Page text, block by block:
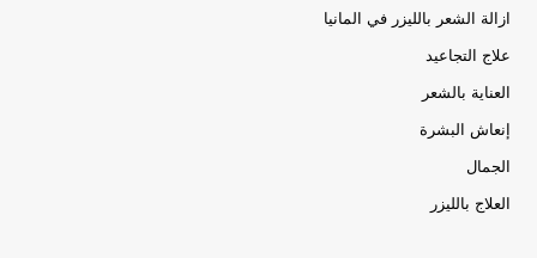
ازالة الشعر بالليزر في المانيا
علاج التجاعيد
العناية بالشعر
إنعاش البشرة
الجمال
العلاج بالليزر